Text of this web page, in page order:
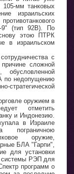
мм танковых
израильских
9" (тип 92В). По
этою ПТРК
в израильском
с
сложной
обусловленной
по недопущению
стратегической
оружием в
отметить
и Индонезию.
в Израиле
пограничною
оружие,
БЛА "Гарпи",
для установки
системы РЭП для
программ о